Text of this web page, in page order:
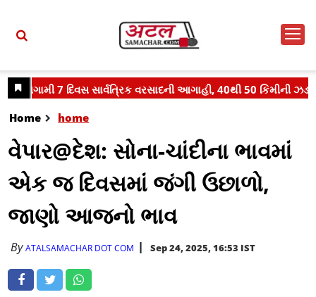
Home home
વેપાર@દેશ: સોના-ચાંદીના ભાવમાં
એક જ દિવસમાં જંગી ઉછાળો,
જાણો આજનો ભાવ
ByATALSAMACHAR DOT COM Sep 24, 2025, 16:53 IST